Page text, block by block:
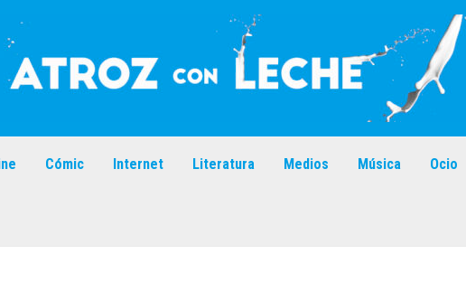
Cómic Internet Literatura Medios Música Ocio